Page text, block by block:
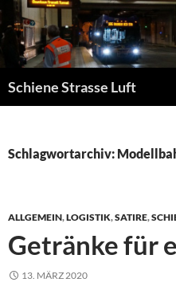
Zum
Inhalt
springen
Schiene Strasse Luft
Schlagwortarchiv:
ALLGEMEIN,LOGISTIK,SATIRE,
Getränke für
13. MÄRZ 2020